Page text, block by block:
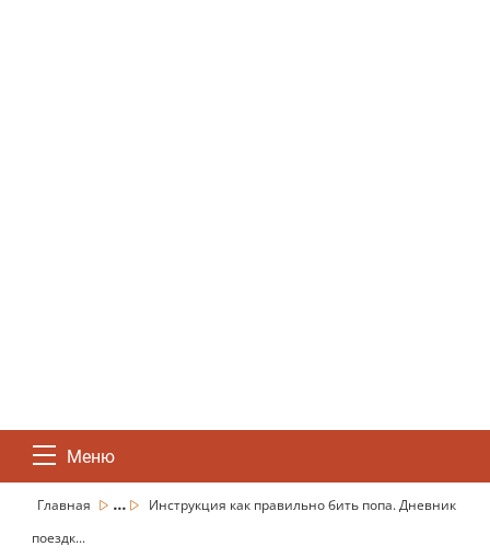
Меню
Главная ...
Инструкция как правильно бить попа. Дневник
поездк...